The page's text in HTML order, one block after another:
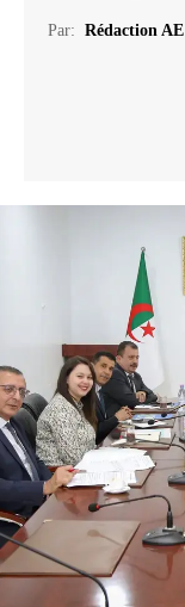
Par: Rédaction AE